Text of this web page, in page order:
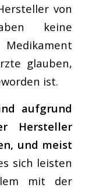
von
keine
glauben,
ist.
aufgrund
Hersteller
und meist
sich leisten
mit der